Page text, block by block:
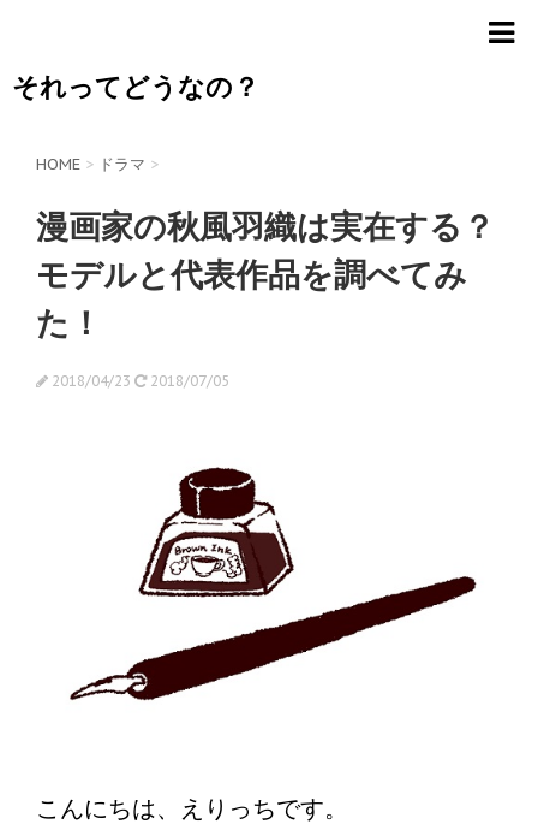
それってどうなの？
HOME > ドラマ >
漫画家の秋風羽織は実在する？
モデルと代表作品を調べてみ
た！
2018/04/23 2018/07/05
こんにちは、えりっちです。